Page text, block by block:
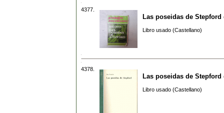
4377.
Las poseidas de Stepford
Libro usado (Castellano)
4378.
Las poseidas de Stepford
Libro usado (Castellano)